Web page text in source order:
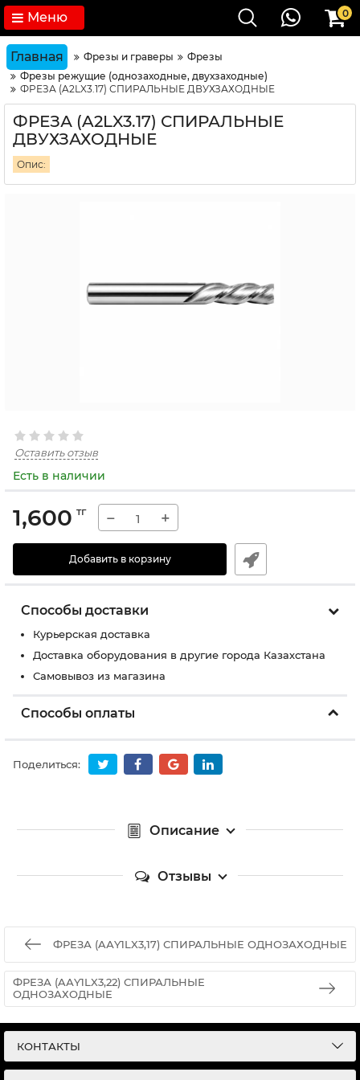
Меню 0
Главная Фрезы и граверы
Фрезы
Фрезы режущие (однозаходные, двухзаходные)
ФРЕЗА (A2LX3.17) СПИРАЛЬНЫЕ ДВУХЗАХОДНЫЕ
ФРЕЗА (A2LX3.17) СПИРАЛЬНЫЕ
ДВУХЗАХОДНЫЕ
Опис:
Оставить отзыв
Есть в наличии
1,600 тг − +
Добавить в корзину
Способы доставки
Курьерская доставка
Доставка оборудования в другие города Казахстана
Самовывоз из магазина
Способы оплаты
Поделиться:
Описание
Отзывы
ФРЕЗА (AАY1LX3,17) СПИРАЛЬНЫЕ ОДНОЗАХОДНЫЕ
ФРЕЗА (AАY1LX3,22) СПИРАЛЬНЫЕ
ОДНОЗАХОДНЫЕ
КОНТАКТЫ